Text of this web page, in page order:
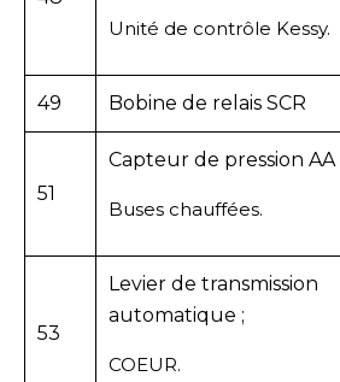
Unité de contrôle Kessy.
49 Bobine de relais SCR
51
Capteur de pression AA
Buses chauffées.
53
Levier de transmission
automatique ;
COEUR.